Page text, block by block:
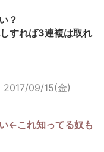
？
すれば3連複は取れ
2017/09/15(金)
←これ知ってる奴も